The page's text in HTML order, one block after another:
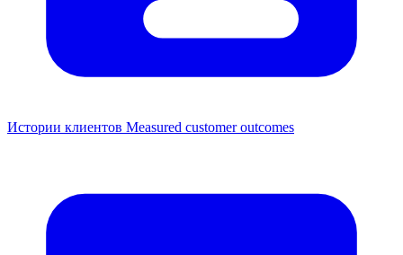
Истории клиентов Measured customer outcomes